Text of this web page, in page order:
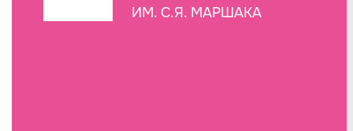
ИМ. С.Я. МАРШАКА